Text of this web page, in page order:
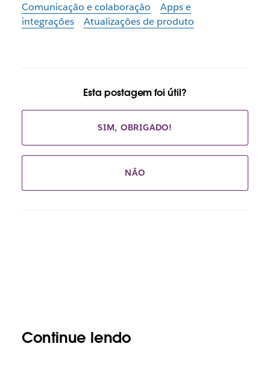
Comunicação e colaboração
Apps e
integrações
Atualizações de produto
Esta postagem foi útil?
SIM, OBRIGADO!
NÃO
Continue lendo